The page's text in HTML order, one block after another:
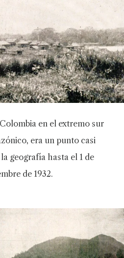
en el extremo sur
era un punto casi
geografía hasta el 1 de
de 1932.